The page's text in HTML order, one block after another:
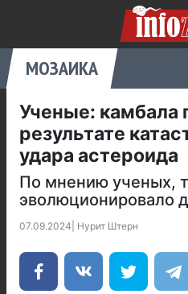
МОЗАИКА
Ученые: камбала
результате
удара астероида
По мнению ученых,
эволюционировало
07.09.2024 Нурит Штерн